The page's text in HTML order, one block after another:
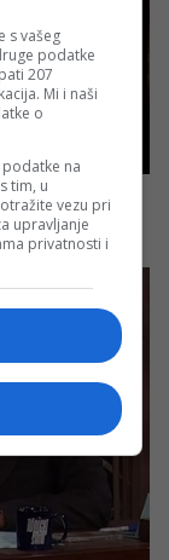
s vašeg
podatke
207
Mi i naši
o
na
tim, u
vezu pri
upravljanje
privatnosti i